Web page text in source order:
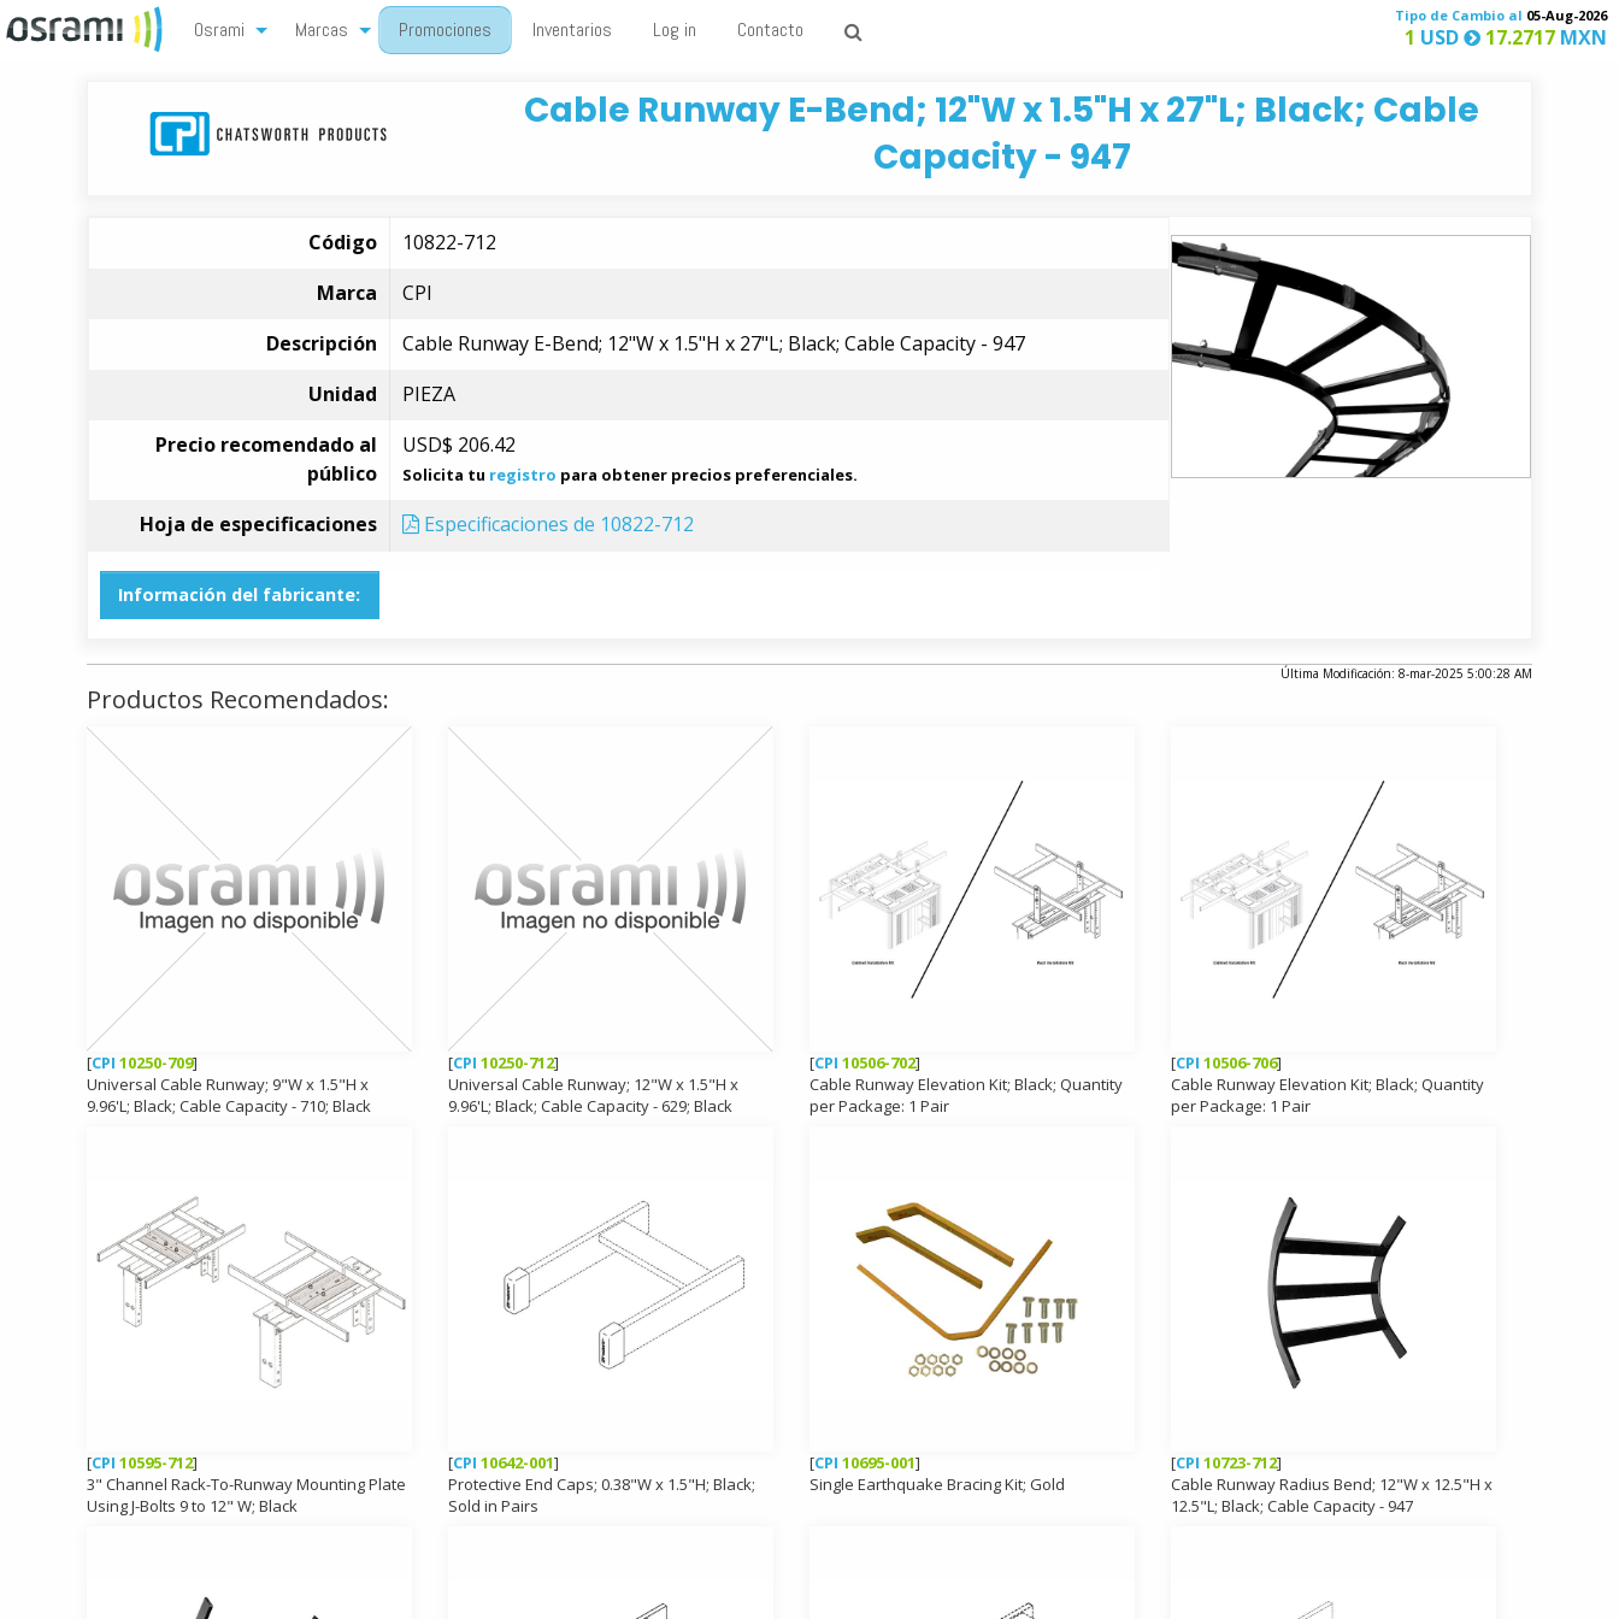
Osrami Marcas Promociones Inventarios Log in Contacto
Tipo de Cambio al 05-Aug-2026
1 USD 17.2717 MXN
Cable Runway E-Bend; 12"W x 1.5"H x 27"L; Black; Cable
Capacity - 947
Código
10822-712
Marca
CPI
Descripción
Cable Runway E-Bend; 12"W x 1.5"H x 27"L; Black; Cable Capacity - 947
Unidad
PIEZA
Precio recomendado al
público
USD$ 206.42
Solicita tu registro para obtener precios preferenciales.
Hoja de especificaciones Especificaciones de 10822-712
Información del fabricante:
Última Modificación: 8-mar-2025 5:00:28 AM
Productos Recomendados:
[CPI 10250-709]
Universal Cable Runway; 9"W x 1.5"H x
9.96'L; Black; Cable Capacity - 710; Black
[CPI 10250-712]
Universal Cable Runway; 12"W x 1.5"H x
9.96'L; Black; Cable Capacity - 629; Black
[CPI 10506-702]
Cable Runway Elevation Kit; Black; Quantity
per Package: 1 Pair
[CPI 10506-706]
Cable Runway Elevation Kit; Black; Quantity
per Package: 1 Pair
[CPI 10595-712]
3" Channel Rack-To-Runway Mounting Plate
Using J-Bolts 9 to 12" W; Black
[CPI 10642-001]
Protective End Caps; 0.38"W x 1.5"H; Black;
Sold in Pairs
[CPI 10695-001]
Single Earthquake Bracing Kit; Gold
[CPI 10723-712]
Cable Runway Radius Bend; 12"W x 12.5"H x
12.5"L; Black; Cable Capacity - 947